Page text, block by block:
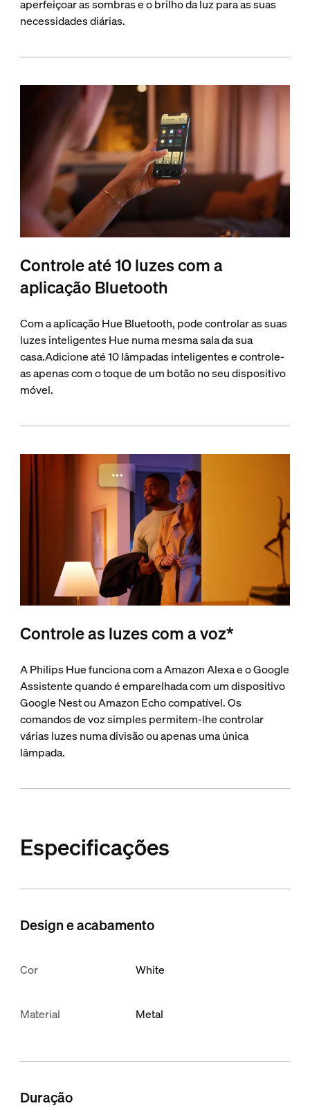
aperfeiçoar as sombras e o brilho da luz para as suas
necessidades diárias.
Controle até 10 luzes com a
aplicação Bluetooth
Com a aplicação Hue Bluetooth, pode controlar as suas
luzes inteligentes Hue numa mesma sala da sua
casa.Adicione até 10 lâmpadas inteligentes e controle-
as apenas com o toque de um botão no seu dispositivo
móvel.
Controle as luzes com a voz*
A Philips Hue funciona com a Amazon Alexa e o Google
Assistente quando é emparelhada com um dispositivo
Google Nest ou Amazon Echo compatível. Os
comandos de voz simples permitem-lhe controlar
várias luzes numa divisão ou apenas uma única
lâmpada.
Especificações
Design e acabamento
Cor White
Material Metal
Duração